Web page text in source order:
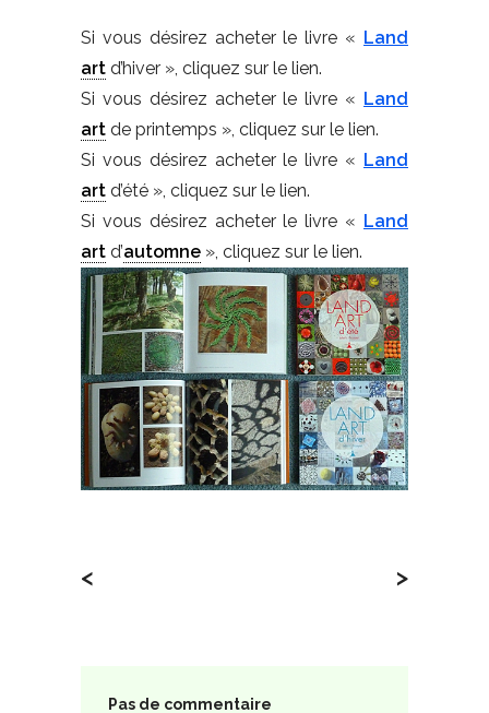
Si vous désirez acheter le livre « Land
art d’hiver », cliquez sur le lien.
Si vous désirez acheter le livre « Land
art de printemps », cliquez sur le lien.
Si vous désirez acheter le livre « Land
art d’été », cliquez sur le lien.
Si vous désirez acheter le livre « Land
art d’automne », cliquez sur le lien.
< >
Pas de commentaire